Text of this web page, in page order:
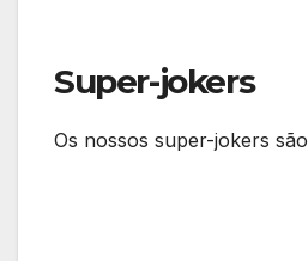
Super-jokers
Os nossos super-jokers são